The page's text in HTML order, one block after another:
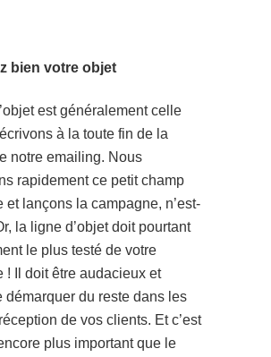
bien votre objet
est généralement celle
à la toute fin de la
notre emailing. Nous
rapidement ce petit champ
et lançons la campagne, n’est-
la ligne d’objet doit pourtant
le plus testé de votre
! Il doit être audacieux et
démarquer du reste dans les
de vos clients. Et c’est
plus important que le